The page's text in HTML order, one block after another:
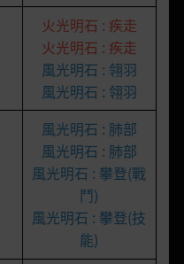
火光明石 : 疾走
火光明石 : 疾走
風光明石 : 翎羽
風光明石 : 翎羽
風光明石 : 肺部
風光明石 : 肺部
風光明石 : 攀登(戰
鬥)
風光明石 : 攀登(技
能)